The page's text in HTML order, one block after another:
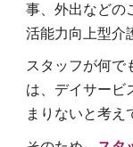
事、外出などの
活能力向上型介
スタッフが何で
は、デイサービ
まりないと考え